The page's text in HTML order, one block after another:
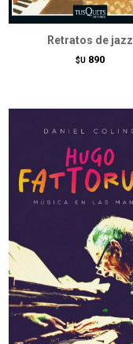
Retratos de jazz
$U 890